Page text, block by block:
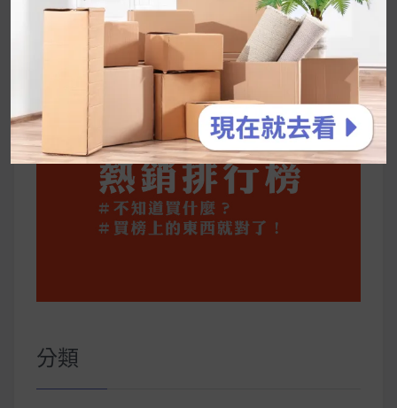
公主營養師：飲食改變也是能快樂執行的！6 個
你一定要知道的技巧
分類